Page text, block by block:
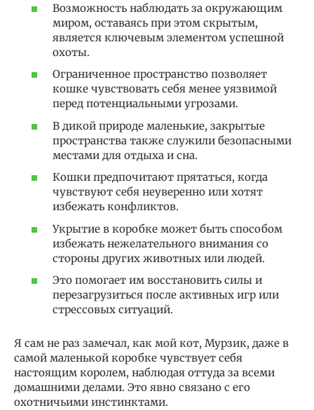
Возможность наблюдать за окружающим
миром, оставаясь при этом скрытым,
является ключевым элементом успешной
охоты.
Ограниченное пространство позволяет
кошке чувствовать себя менее уязвимой
перед потенциальными угрозами.
В дикой природе маленькие, закрытые
пространства также служили безопасными
местами для отдыха и сна.
Кошки предпочитают прятаться, когда
чувствуют себя неуверенно или хотят
избежать конфликтов.
Укрытие в коробке может быть способом
избежать нежелательного внимания со
стороны других животных или людей.
Это помогает им восстановить силы и
перезагрузиться после активных игр или
стрессовых ситуаций.
Я сам не раз замечал, как мой кот, Мурзик, даже в
самой маленькой коробке чувствует себя
настоящим королем, наблюдая оттуда за всеми
домашними делами. Это явно связано с его
охотничьими инстинктами.